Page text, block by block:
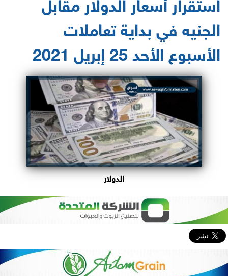
الجنيه في بداية تعاملات
الأسبوع الأحد 25 إبريل 2021
الدولار